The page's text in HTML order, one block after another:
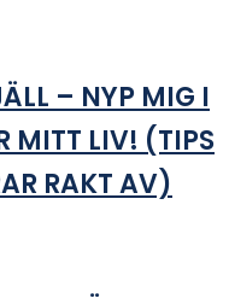
– NYP MIG I
MITT LIV! (TIPS
RAKT AV)